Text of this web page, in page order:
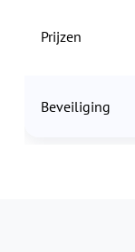
Prijzen
Beveiliging